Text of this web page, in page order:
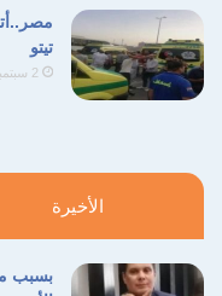
تيتو
2 سبتمبر، 2024
الأخيرة
​بسبب